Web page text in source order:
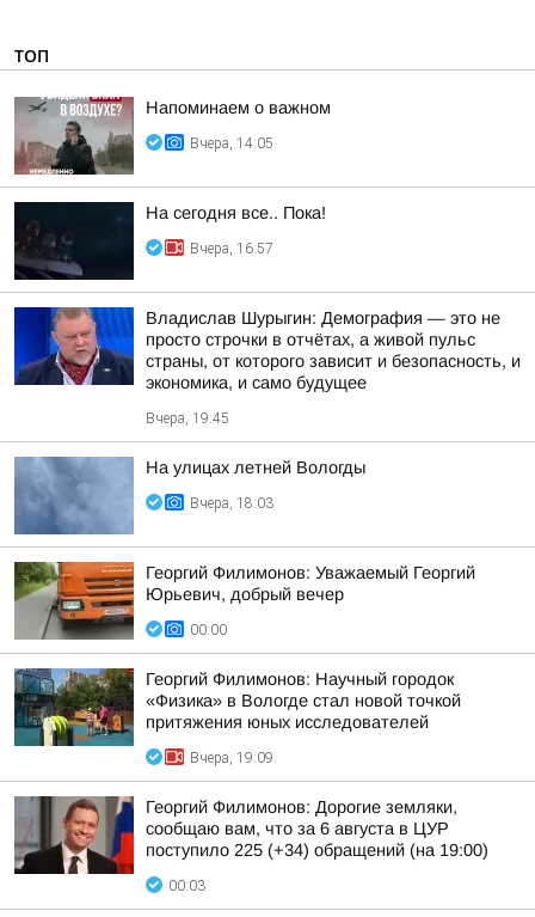
ТОП
Напоминаем о важном
Вчера, 14:05
На сегодня все.. Пока!
Вчера, 16:57
Владислав Шурыгин: Демография — это не
просто строчки в отчётах, а живой пульс
страны, от которого зависит и безопасность, и
экономика, и само будущее
Вчера, 19:45
На улицах летней Вологды
Вчера, 18:03
Георгий Филимонов: Уважаемый Георгий
Юрьевич, добрый вечер
00:00
Георгий Филимонов: Научный городок
«Физика» в Вологде стал новой точкой
притяжения юных исследователей
Вчера, 19:09
Георгий Филимонов: Дорогие земляки,
сообщаю вам, что за 6 августа в ЦУР
поступило 225 (+34) обращений (на 19:00)
00:03